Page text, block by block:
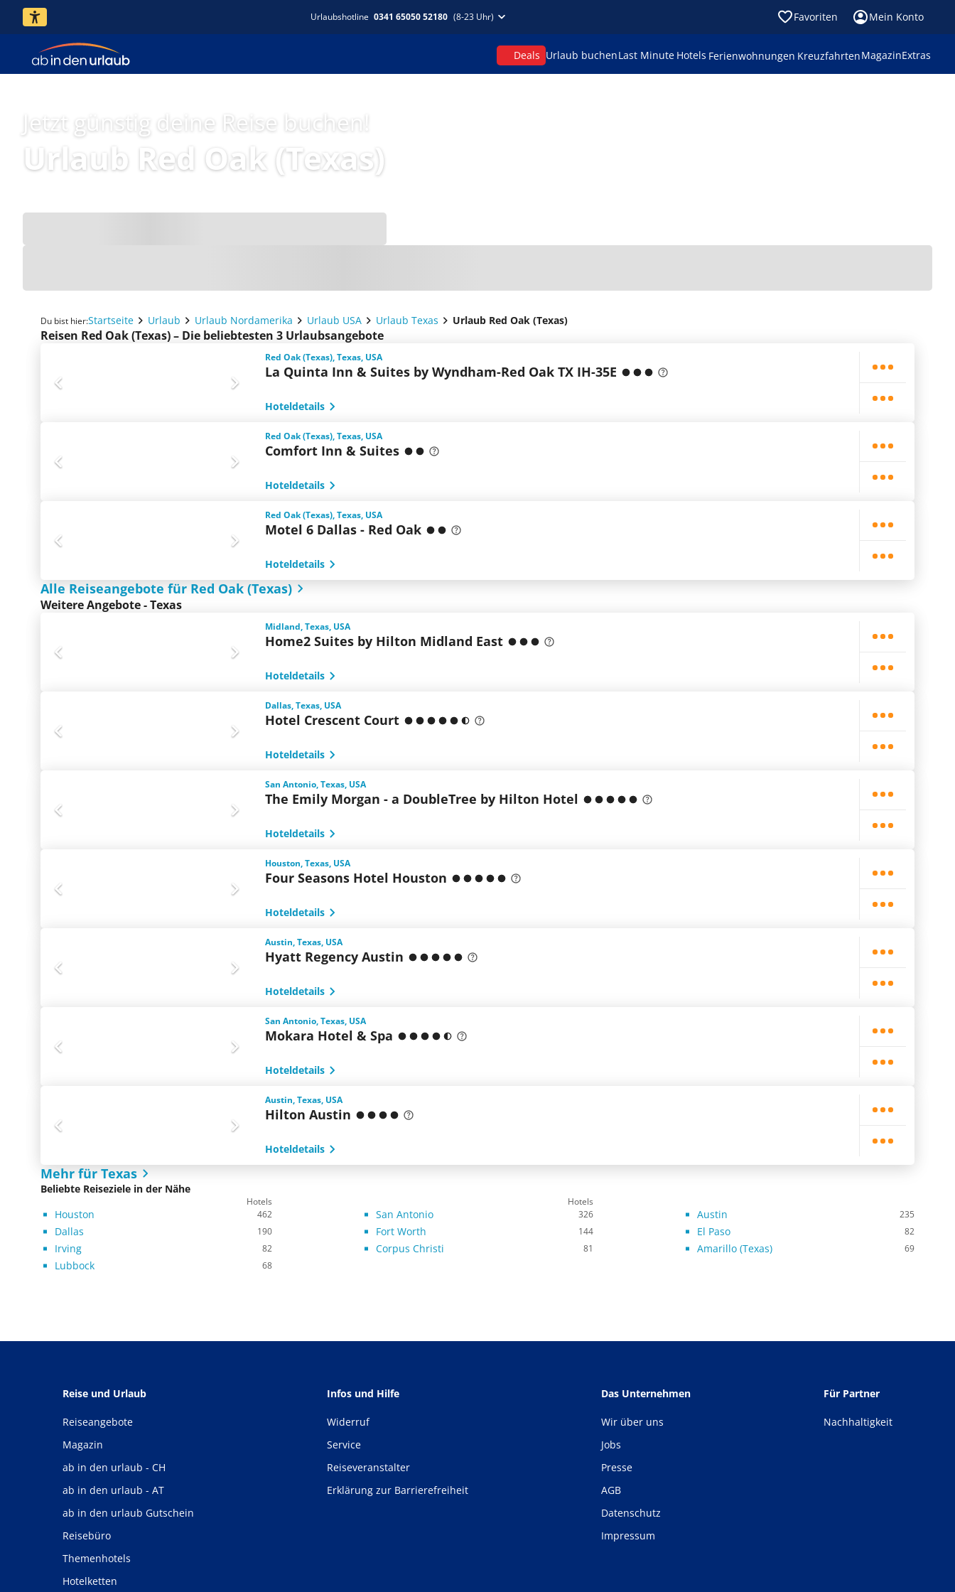
Urlaubshotline 0341 65050 52180 (8-23 Uhr) Favoriten Mein Konto
Deals Urlaub buchenLast Minute Hotels Ferienwohnungen KreuzfahrtenMagazinExtras
Jetzt günstig deine Reise buchen!
Urlaub Red Oak (Texas)
Du bist hier:Startseite Urlaub Urlaub Nordamerika Urlaub USA Urlaub Texas Urlaub Red Oak (Texas)
Reisen Red Oak (Texas) – Die beliebtesten 3 Urlaubsangebote
Red Oak (Texas), Texas, USA
La Quinta Inn & Suites by Wyndham-Red Oak TX IH-35E
Hoteldetails
Red Oak (Texas), Texas, USA
Comfort Inn & Suites
Hoteldetails
Red Oak (Texas), Texas, USA
Motel 6 Dallas - Red Oak
Hoteldetails
Alle Reiseangebote für Red Oak (Texas)
Weitere Angebote - Texas
Midland, Texas, USA
Home2 Suites by Hilton Midland East
Hoteldetails
Dallas, Texas, USA
Hotel Crescent Court
Hoteldetails
San Antonio, Texas, USA
The Emily Morgan - a DoubleTree by Hilton Hotel
Hoteldetails
Houston, Texas, USA
Four Seasons Hotel Houston
Hoteldetails
Austin, Texas, USA
Hyatt Regency Austin
Hoteldetails
San Antonio, Texas, USA
Mokara Hotel & Spa
Hoteldetails
Austin, Texas, USA
Hilton Austin
Hoteldetails
Mehr für Texas
Beliebte Reiseziele in der Nähe
Hotels Hotels
Houston 462 San Antonio 326 Austin 235
Dallas 190 Fort Worth 144 El Paso 82
Irving 82 Corpus Christi 81 Amarillo (Texas) 69
Lubbock 68
Reise und Urlaub
Reiseangebote
Magazin
ab in den urlaub - CH
ab in den urlaub - AT
ab in den urlaub Gutschein
Reisebüro
Themenhotels
Hotelketten
Infos und Hilfe
Widerruf
Service
Reiseveranstalter
Erklärung zur Barrierefreiheit
Das Unternehmen
Wir über uns
Jobs
Presse
AGB
Datenschutz
Impressum
Für Partner
Nachhaltigkeit